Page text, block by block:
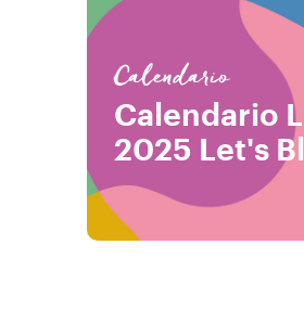
Calendario
Calendario
2025 Let's